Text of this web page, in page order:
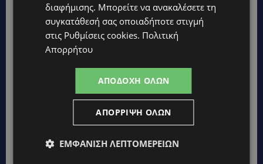
Η Arla Protein συνεχίζει να καινοτομεί με το Arla Protein Food
διαφήμισης. Μπορείτε να ανακαλέσετε τη
συγκατάθεσή σας οποιαδήποτε στιγμή
στις Ρυθμίσεις cookies. Πολιτική
Απορρήτου
ΑΠΟΔΟΧΉ ΌΛΩΝ
ΑΠΌΡΡΙΨΗ ΌΛΩΝ
ΕΜΦΆΝΙΣΗ ΛΕΠΤΟΜΕΡΕΙΏΝ